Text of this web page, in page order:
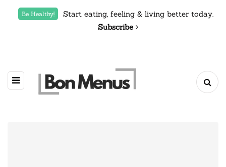
Be Healthy!
Start eating, feeling & living better today.
Subscribe